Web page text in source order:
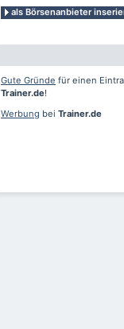
als Börsenanbieter
Gute Gründe für einen
Trainer.de!
Werbung bei Trainer.de